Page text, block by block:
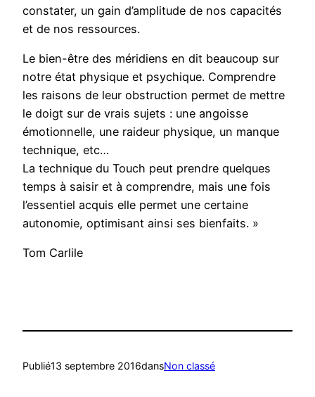
constater, un gain d’amplitude de nos capacités
et de nos ressources.
Le bien-être des méridiens en dit beaucoup sur
notre état physique et psychique. Comprendre
les raisons de leur obstruction permet de mettre
le doigt sur de vrais sujets : une angoisse
émotionnelle, une raideur physique, un manque
technique, etc…
La technique du Touch peut prendre quelques
temps à saisir et à comprendre, mais une fois
l’essentiel acquis elle permet une certaine
autonomie, optimisant ainsi ses bienfaits. »
Tom Carlile
Publié13 septembre 2016dansNon classé